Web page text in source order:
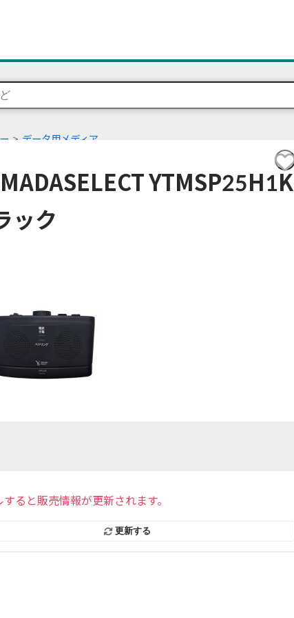
データ用メディア
YTMSP25H1K
ック
ると販売情報が更新されます。
更新する